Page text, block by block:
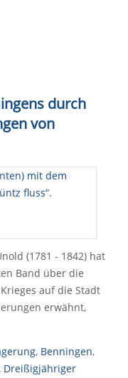
durch
von
(1781 - 1842) hat
Band über die
auf die Stadt
erwähnt,
, Benningen,
Dreißigjähriger